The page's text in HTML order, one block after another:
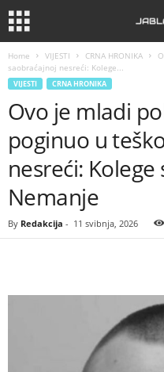
Home VIJESTI CRNA HRONIKA
saobraćajnoj nesreći: Kolege...
VIJESTI CRNA HRONIKA
Ovo je mladi
poginuo u
nesreći:
Nemanje
By Redakcija - 11 svibnja, 2026